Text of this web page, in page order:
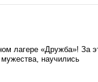
лагере «Дружба»! За
научились